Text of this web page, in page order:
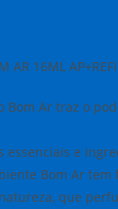
AR 16ML
Bom Ar traz o
essenciais e
Bom Ar tem
que